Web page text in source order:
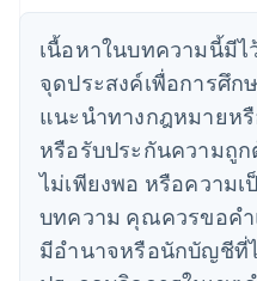
เนื้อหาในบทความนี้มี
จุดประสงค์เพื่อการศึก
แนะนําทางกฎหมายห
หรือรับประกันความถู
ไม่เพียงพอ หรือความ
บทความ คุณควรขอคํ
มีอํานาจหรือนักบัญชีที่
แคนาดา
Français
โครเอเชีย
EnglishItaliano
จีนแผ่นดินใหญ่
简体中文 English
ไซปรัส
English
日本語English